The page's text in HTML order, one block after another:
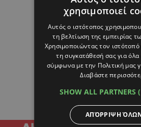
χρησιμοποιεί
Αυτός ο ιστότοπος
τη βελτίωση της εμπειρίας
Χρησιμοποιώντας τον
τη συγκατάθεσή σας για
σύμφωνα με την Πολιτική μας
Διαβάστε
SHOW ALL PARTNERS
ΑΠΌΡΡΙΨΗ